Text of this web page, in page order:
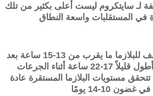
لـ سايتكروم ليست أعلى بكثير من تلك
في المستقلبات واسعة النطاق
متوسط ​​عمر النصف للبلازما ما يقرب من 13-15 ساعة بعد
جرعة واحدة وأطول قليلاً 17-22 ساعة أثناء الجرعات
تتحقق مستويات البلازما المستقرة عادة
في غضون 10-14 يومًا